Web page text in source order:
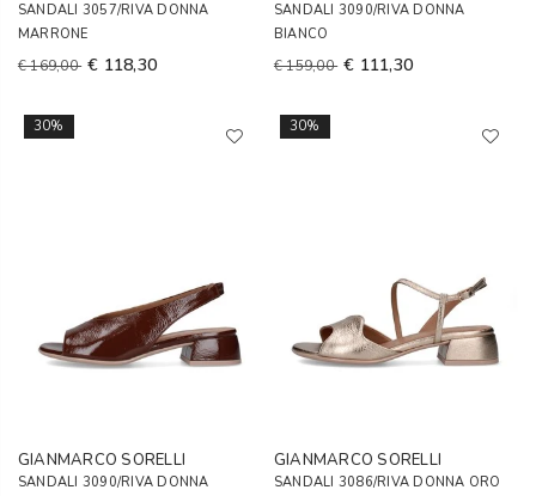
SANDALI 3057/RIVA DONNA
MARRONE
€ 169,00 € 118,30
SANDALI 3090/RIVA DONNA
BIANCO
€ 159,00 € 111,30
30%
GIANMARCO SORELLI
SANDALI 3090/RIVA DONNA
30%
GIANMARCO SORELLI
SANDALI 3086/RIVA DONNA ORO